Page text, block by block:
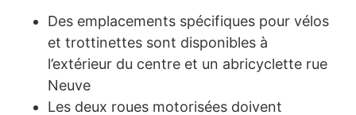
Des emplacements spécifiques pour vélos
et trottinettes sont disponibles à
l’extérieur du centre et un abricyclette rue
Neuve
Les deux roues motorisées doivent